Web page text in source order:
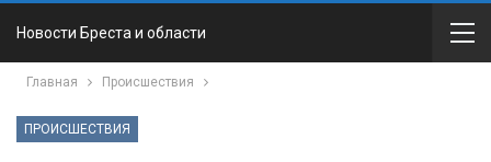
Новости Бреста и области
Главная Происшествия
ПРОИСШЕСТВИЯ